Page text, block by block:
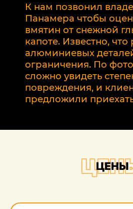
К нам позвонил
Панамера чтобы
вмятин от снежной
капоте. Известно,
алюминиевых
ограничения. По
сложно увидеть
повреждения, и
предложили
ЦЕНЫ